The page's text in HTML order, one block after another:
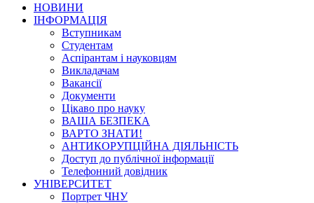
НОВИНИ
ІНФОРМАЦІЯ
Вступникам
Студентам
Аспірантам і науковцям
Викладачам
Вакансії
Документи
Цікаво про науку
ВАША БЕЗПЕКА
ВАРТО ЗНАТИ!
АНТИКОРУПЦІЙНА ДІЯЛЬНІСТЬ
Доступ до публічної інформації
Телефонний довідник
УНІВЕРСИТЕТ
Портрет ЧНУ